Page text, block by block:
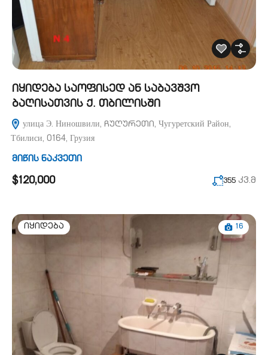
იყიდება საოფისედ ან საბავშვო
ბაღისათვის ქ. თბილისში
улица Э. Ниношвили, ჩუღურეთი, Чугуретский Район,
Тбилиси, 0164, Грузия
მიწის ნაკვეთი
$120,000 355 კვ.მ
იყიდება 16